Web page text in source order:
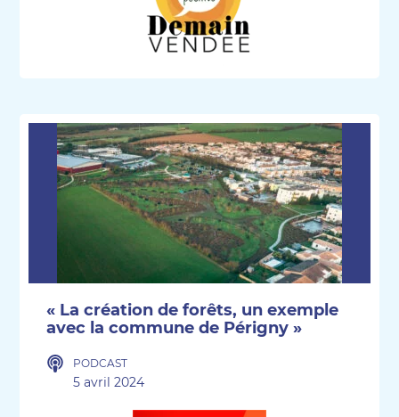
« La création de forêts, un exemple
avec la commune de Périgny »
PODCAST
5 avril 2024